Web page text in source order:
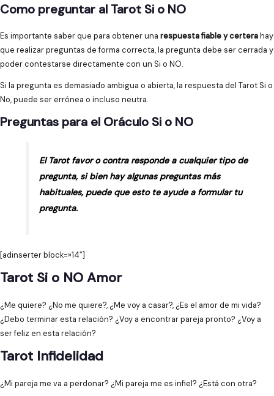
Como preguntar al Tarot Si o NO
Es importante saber que para obtener una respuesta fiable y certerahay
que realizar preguntas de forma correcta, la pregunta debe ser cerrada y
poder contestarse directamente con un Si o NO.
Si la pregunta es demasiado ambigua o abierta, la respuesta del Tarot Si o
No, puede ser errónea o incluso neutra.
Preguntas para el Oráculo Si o NO
El Tarot favor o contra responde a cualquier tipo de
pregunta, si bien hay algunas preguntas más
habituales, puede que esto te ayude a formular tu
pregunta.
[adinserter block=»14″]
Tarot Si o NO Amor
¿Me quiere? ¿No me quiere?, ¿Me voy a casar?, ¿Es el amor de mi vida?
¿Debo terminar esta relación? ¿Voy a encontrar pareja pronto? ¿Voy a
ser feliz en esta relación?
Tarot Infidelidad
¿Mi pareja me va a perdonar? ¿Mi pareja me es infiel? ¿Está con otra?